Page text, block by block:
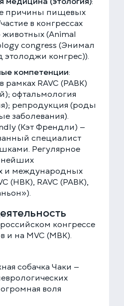
причины пищевых
в конгрессах
(Animal
congress (Энимал
этолоджи конгрес)).
компетенции:
рамках RAVC (РАВК)
офтальмология
репродукция (роды
заболевания).
(Кэт Френдли) —
специалист
Регулярное
и международных
(НВК), RAVC (РАВК),
конгрессе
и на MVC (МВК).
собачка Чаки —
воля